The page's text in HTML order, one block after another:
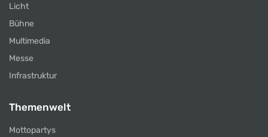
Licht
Bühne
Multimedia
Messe
Infrastruktur
Themenwelt
Mottopartys